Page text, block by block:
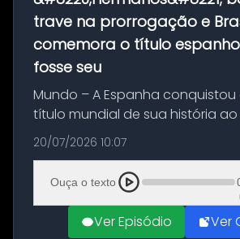
trave na prorrogação e
comemora o título
fosse seu
Mundo – A Espanha
título mundial de sua história
Argentina por 1 a 0, neste
decisão da Copa do Mundo de
de um duelo sem gols durante o
20/07/2026 10:07
Ouça o texto
Ver Episódio Ver